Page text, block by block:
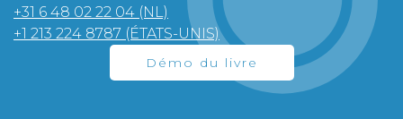
+31 6 48 02 22 04 (NL)
+1 213 224 8787 (ÉTATS-UNIS)
Démo du livre